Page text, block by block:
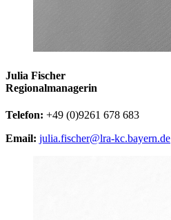
Julia Fischer
Regionalmanagerin
Telefon: +49 (0)9261 678 683
Email: julia.fischer@lra-kc.bayern.de